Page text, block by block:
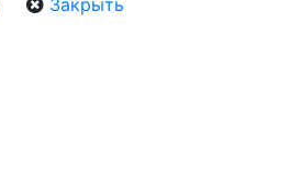
Закрыть